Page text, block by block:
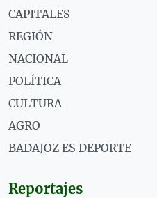
CAPITALES
REGIÓN
NACIONAL
POLÍTICA
CULTURA
AGRO
BADAJOZ ES DEPORTE
Reportajes